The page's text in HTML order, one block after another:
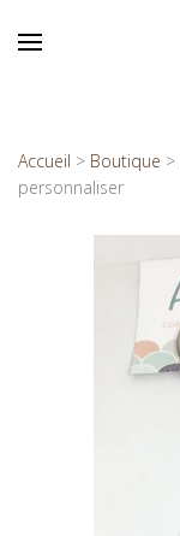
Accueil > Boutique >
personnaliser